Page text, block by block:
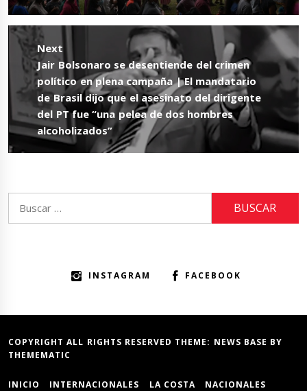
Next
Next
post:
Jair Bolsonaro se desentiende del crimen
político en plena campaña | El mandatario
de Brasil dijo que el asesinato del dirigente
del PT fue “una pelea de dos hombres
alcoholizados”
INSTAGRAM FACEBOOK
COPYRIGHT ALL RIGHTS RESERVED THEME: NEWS BASE BY
THEMEMATIC
INICIO INTERNACIONALES LA COSTA NACIONALES